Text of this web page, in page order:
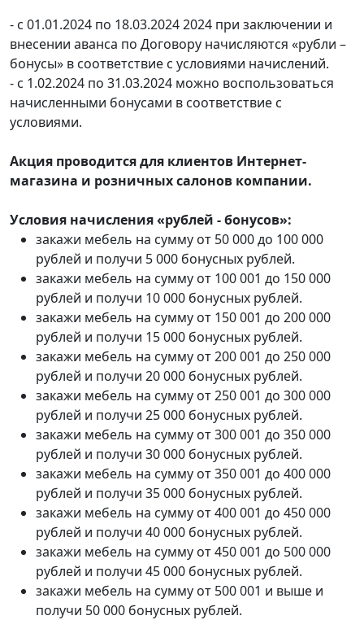
- с 01.01.2024 по 18.03.2024 2024 при заключении и
внесении аванса по Договору начисляются «рубли –
бонусы» в соответствие с условиями начислений.
- с 1.02.2024 по 31.03.2024 можно воспользоваться
начисленными бонусами в соответствие с
условиями.
Акция проводится для клиентов Интернет-
магазина и розничных салонов компании.
Условия начисления «рублей - бонусов»:
закажи мебель на сумму от 50 000 до 100 000
рублей и получи 5 000 бонусных рублей.
закажи мебель на сумму от 100 001 до 150 000
рублей и получи 10 000 бонусных рублей.
закажи мебель на сумму от 150 001 до 200 000
рублей и получи 15 000 бонусных рублей.
закажи мебель на сумму от 200 001 до 250 000
рублей и получи 20 000 бонусных рублей.
закажи мебель на сумму от 250 001 до 300 000
рублей и получи 25 000 бонусных рублей.
закажи мебель на сумму от 300 001 до 350 000
рублей и получи 30 000 бонусных рублей.
закажи мебель на сумму от 350 001 до 400 000
рублей и получи 35 000 бонусных рублей.
закажи мебель на сумму от 400 001 до 450 000
рублей и получи 40 000 бонусных рублей.
закажи мебель на сумму от 450 001 до 500 000
рублей и получи 45 000 бонусных рублей.
закажи мебель на сумму от 500 001 и выше и
получи 50 000 бонусных рублей.